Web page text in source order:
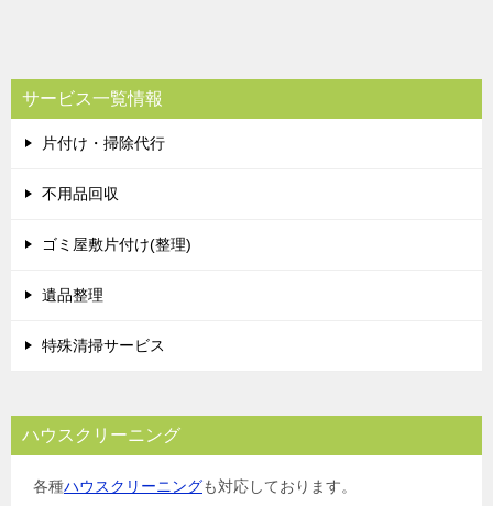
サービス一覧情報
片付け・掃除代行
不用品回収
ゴミ屋敷片付け(整理)
遺品整理
特殊清掃サービス
ハウスクリーニング
各種ハウスクリーニングも対応しております。